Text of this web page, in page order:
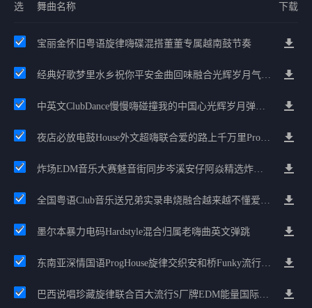
选 舞曲名称 下载
宝丽金怀旧粤语旋律嗨碟混搭董董专属越南鼓节奏
经典好歌梦里水乡祝你平安金曲回味融合光辉岁月气氛中文兄弟串烧
中英文ClubDance慢慢嗨碰撞我的中国心光辉岁月弹鼓车载
夜店必放电鼓House外文超嗨联合爱的路上千万里Prog包房漫步上头
炸场EDM音乐大赛魅音街同步岑溪安仔阿焱精选炸场歌路串烧
全国粤语Club音乐送兄弟实录串烧融合越来越不懂爱的哲学遗憾专辑
墨尔本暴力电码Hardstyle混合归属老嗨曲英文弹跳
东南亚深情国语ProgHouse旋律交织安和桥Funky流行情怀串烧
巴西说唱珍藏旋律联合百大流行S厂牌EDM能量国际电音串烧